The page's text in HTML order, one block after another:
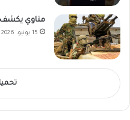
مناوي يكشف
15 يونيو، 2026